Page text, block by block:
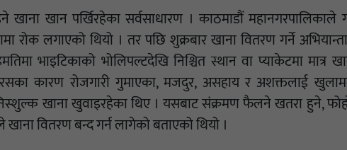
खाना खान पर्खिरहेका सर्वसाधारण । काठमाडौं महानगरपालिकाले
रोक लगाएको थियो । तर पछि शुक्रबार खाना वितरण गर्ने
भाइटिकाको भोलिपल्टदेखि निश्चित स्थान वा प्याकेटमा मात्र
कारण रोजगारी गुमाएका, मजदुर, असहाय र अशक्तलाई
खाना खुवाइरहेका थिए । यसबाट संक्रमण फैलने खतरा हुने,
खाना वितरण बन्द गर्न लागेको बताएको थियो ।